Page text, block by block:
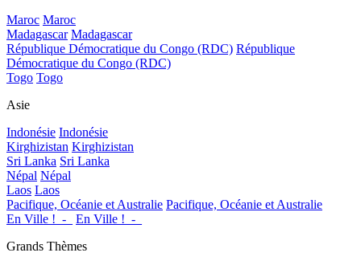
Maroc Maroc
Madagascar Madagascar
République Démocratique du Congo (RDC) République
Démocratique du Congo (RDC)
Togo Togo
Asie
Indonésie Indonésie
Kirghizistan Kirghizistan
Sri Lanka Sri Lanka
Népal Népal
Laos Laos
Pacifique, Océanie et Australie Pacifique, Océanie et Australie
En Ville !_-_
En Ville !_-_
Grands Thèmes